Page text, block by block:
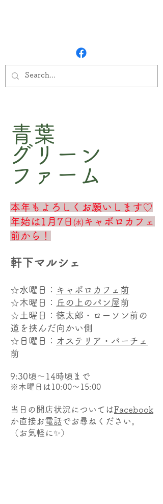
青葉
​グリーン
ファーム
本年もよろしくお願いします♡
​年始は1月7日㈬キャボロカフェ
前から！
軒下マルシェ
☆水曜日：
キャボロカフェ前
☆木曜日：
丘の上のパン屋 前
☆土曜日：徳太郎・ローソン前の
道を挟んだ向かい側
☆日曜日： オステリア・パーチェ
前
9:30頃～14時頃 まで
※木曜日は10:00～15:00​
当日の開店状況についてはFacebook
か直接お電話 でお尋ねください。
（お気軽に✨）